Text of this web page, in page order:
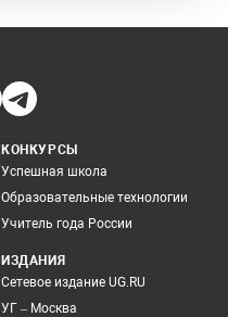
КОНКУРСЫ
Успешная школа
Образовательные технологии
Учитель года России
ИЗДАНИЯ
Сетевое издание UG.RU
УГ – Москва